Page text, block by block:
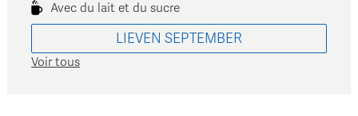
Avec du lait et du sucre
LIEVEN SEPTEMBER
Voir tous